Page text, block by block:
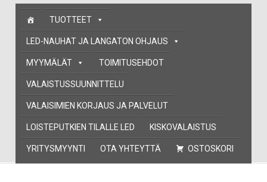
Skip
content
TUOTTEET
LED-NAUHAT JA LANGATON OHJAUS
MYYMÄLÄT TOIMITUSEHDOT
VALAISTUSSUUNNITTELU
VALAISIMIEN KORJAUS JA PALVELUT
LOISTEPUTKIEN TILALLE LED KISKOVALAISTUS
YRITYSMYYNTI OTA YHTEYTTÄ OSTOSKORI